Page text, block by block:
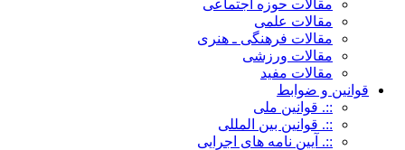
مقالات حوزه اجتماعی
مقالات علمی
مقالات فرهنگی ـ هنری
مقالات ورزشی
مقالات مفید
قوانین و ضوابط
::. قوانین ملی
::. قوانین بین المللی
::. آیین نامه های اجرایی